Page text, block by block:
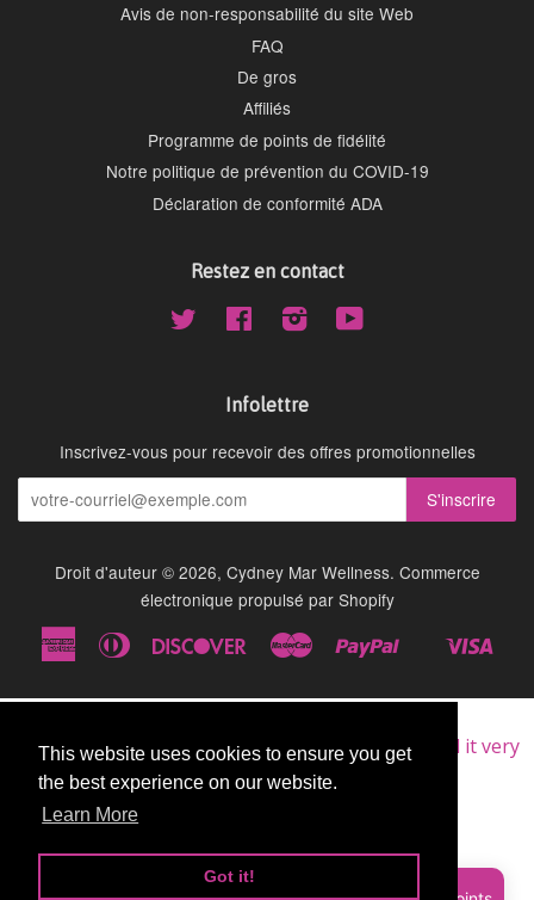
This website uses cookies to ensure you get
the best experience on our website.
Learn More
Got it!
This website uses cookies to ensure you get
the best experience on our website.
Learn More
Got it!
Avis de non-responsabilité du site Web
FAQ
De gros
Affiliés
Programme de points de fidélité
Notre politique de prévention du COVID-19
Déclaration de conformité ADA
Restez en contact
Twitter Facebook Instagram
Infolettre
Inscrivez-vous pour recevoir des offres promotionnelles
Droit d'auteur © 2026, Cydney Mar Wellness. Commerce
électronique propulsé par Shopify
American
Express
Diners
Discover Master Paypal
Shopify
I am a repeat customer of this supplement, as I find it very
good.